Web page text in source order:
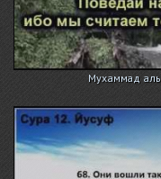
Мухаммад